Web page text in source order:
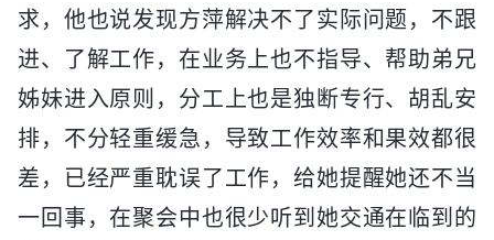
求，他也说发现方萍解决不了实际问题，不跟
进、了解工作，在业务上也不指导、帮助弟兄
姊妹进入原则，分工上也是独断专行、胡乱安
排，不分轻重缓急，导致工作效率和果效都很
差，已经严重耽误了工作，给她提醒她还不当
一回事，在聚会中也很少听到她交通在临到的